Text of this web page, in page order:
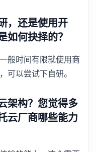
，还是使用开
何抉择的？
般时间有限就使用商
可以尝试下自研。
架构？您觉得多
云厂商哪些能力